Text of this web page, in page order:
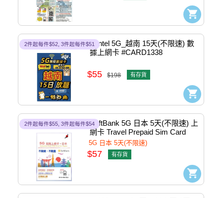
2件起每件$52, 3件起每件$51Wintel 5G_越南 15天(不限速) 數
據上網卡 #CARD1338
$55 $198 有存貨
2件起每件$55, 3件起每件$54SoftBank 5G 日本 5天(不限速) 上
網卡 Travel Prepaid Sim Card
#CARD1303
5G 日本 5天(不限速)
$57 有存貨